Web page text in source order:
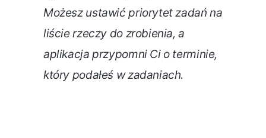
Możesz ustawić priorytet zadań na
liście rzeczy do zrobienia, a
aplikacja przypomni Ci o terminie,
który podałeś w zadaniach.